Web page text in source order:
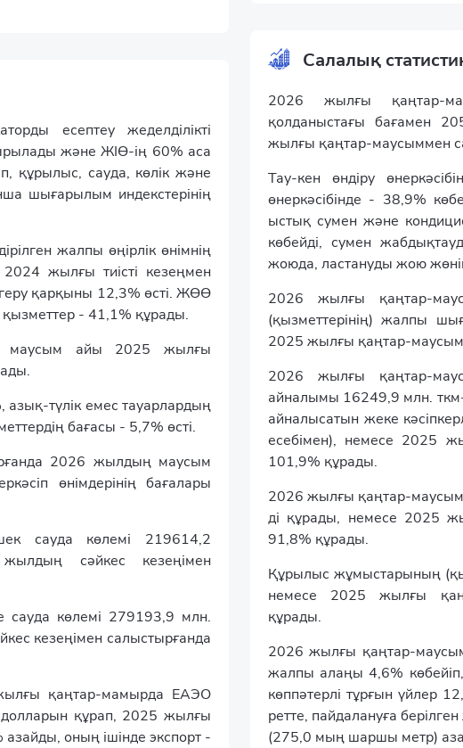
Салалық
2026 жылғы қаңтар-
қолданыстағы бағамен
жылғы қаңтар-маусыммен
Тау-кен өндіру
өнеркәсібінде - 38,9%
ыстық сумен және
көбейді, сумен
жоюда, ластануды жою
2026 жылғы қаңтар-
(қызметтерінің) жалпы
2025 жылғы қаңтар-
2026 жылғы қаңтар-
айналымы 16249,9 млн.
айналысатын жеке
есебімен), немесе 2025
101,9% құрады.
2026 жылғы қаңтар-
ді құрады, немесе 2025
91,8% құрады.
Құрылыс жұмыстарының
немесе 2025 жылғы
құрады.
2026 жылғы қаңтар-
жалпы алаңы 4,6%
көппәтерлі тұрғын үйлер
ретте, пайдалануға
(275,0 мың шаршы метр)
есептеу жеделділікті
және ЖІӨ-ің 60% аса
құрылыс, сауда, көлік және
шығарылым индекстерінің
жалпы өңірлік өнімнің
жылғы тиісті кезеңмен
қарқыны 12,3% өсті. ЖӨӨ
қызметтер - 41,1% құрады.
маусым айы 2025 жылғы
түлік емес тауарлардың
бағасы - 5,7% өсті.
2026 жылдың маусым
өнімдерінің бағалары
сауда көлемі 219614,2
сәйкес кезеңімен
көлемі 279193,9 млн.
кезеңімен салыстырғанда
қаңтар-мамырда ЕАЭО
құрап, 2025 жылғы
оның ішінде экспорт -